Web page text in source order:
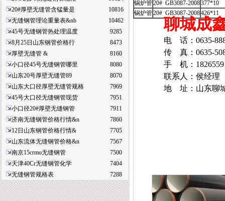
20#厚壁无缝管含锰量是
10816
无缝钢管理论重量表&nb
10462
45号无缝钢管热处理温度
9285
8月25日山东钢管价格行
8473
厚壁无缝管 &
8160
小口径45号无缝钢管哪里
8080
山东20号厚壁无缝管89
8070
山东大口径厚壁无缝管规格
7969
45号大口径无缝钢管现货
7951
小口径20#厚壁无缝钢管
7911
济南无缝钢管价格行情&n
7860
12日山东钢管价格行情&
7705
山东流体无缝钢管价格&n
7567
南京15crmo无缝钢管
7500
天津40Cr无缝钢管化学
7404
无缝钢管规格表
7288
锅炉管20# GB3087-2008377*10
锅炉管20# GB3087-2008426*11
聊城成
电 话：0635-
传 真：0635-
手 机：
联系人：侯经
地 址：山东聊